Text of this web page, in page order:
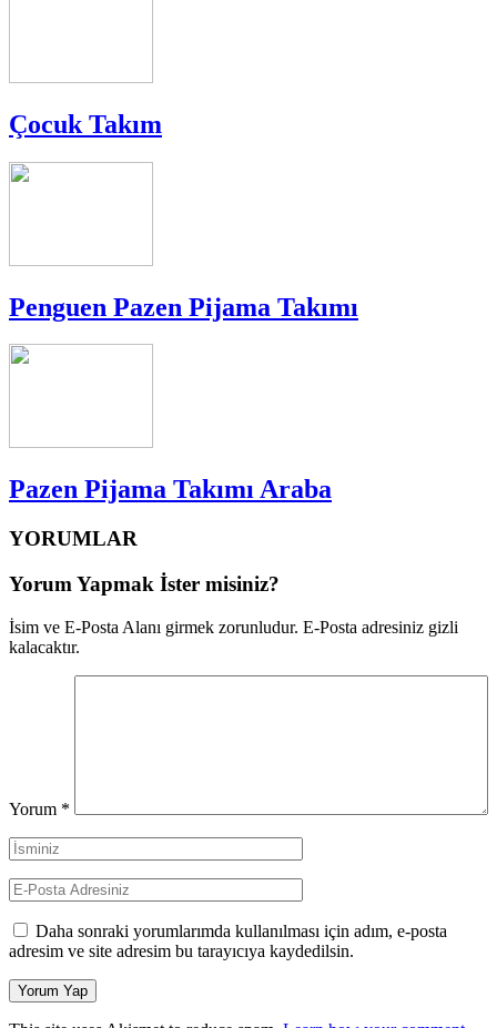
Çocuk Takım
Penguen Pazen Pijama Takımı
Pazen Pijama Takımı Araba
YORUMLAR
Yorum Yapmak İster misiniz?
İsim ve E-Posta Alanı girmek zorunludur. E-Posta adresiniz gizli
kalacaktır.
Yorum *
Daha sonraki yorumlarımda kullanılması için adım, e-posta
adresim ve site adresim bu tarayıcıya kaydedilsin.